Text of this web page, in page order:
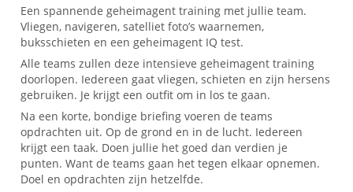
Een spannende geheimagent training met jullie team.
Vliegen, navigeren, satelliet foto’s waarnemen,
buksschieten en een geheimagent IQ test.
Alle teams zullen deze intensieve geheimagent training
doorlopen. Iedereen gaat vliegen, schieten en zijn hersens
gebruiken. Je krijgt een outfit om in los te gaan.
Na een korte, bondige briefing voeren de teams
opdrachten uit. Op de grond en in de lucht. Iedereen
krijgt een taak. Doen jullie het goed dan verdien je
punten. Want de teams gaan het tegen elkaar opnemen.
Doel en opdrachten zijn hetzelfde.